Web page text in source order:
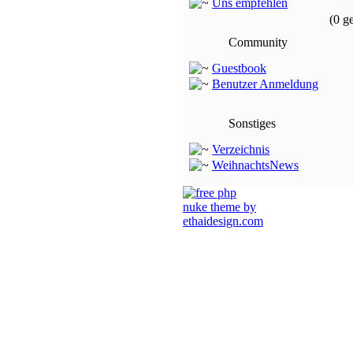
Uns empfehlen
Community
Guestbook
Benutzer Anmeldung
Sonstiges
Verzeichnis
WeihnachtsNews
(0